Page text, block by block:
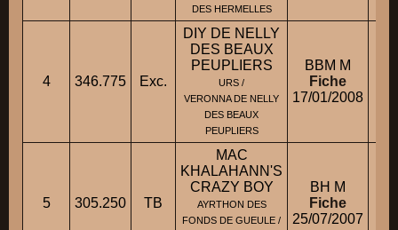
DES HERMELLES
4 346.775 Exc.
DIY DE NELLY
DES BEAUX
PEUPLIERS
URS /
VERONNA DE NELLY
DES BEAUX
PEUPLIERS
BBM M
Fiche
17/01/2008
5 305.250 TB
MAC
KHALAHANN'S
CRAZY BOY
AYRTHON DES
FONDS DE GUEULE /
BH M
Fiche
25/07/2007